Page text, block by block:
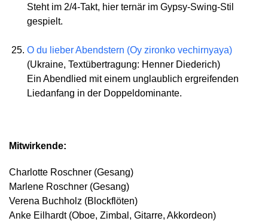
Steht im 2/4-Takt, hier ternär im Gypsy-Swing-Stil
gespielt.
O du lieber Abendstern (Oy zironko vechirnyaya)
(Ukraine, Textübertragung: Henner Diederich)
Ein Abendlied mit einem unglaublich ergreifenden
Liedanfang in der Doppeldominante.
Mitwirkende:
Charlotte Roschner (Gesang)
Marlene Roschner (Gesang)
Verena Buchholz (Blockflöten)
Anke Eilhardt (Oboe, Zimbal, Gitarre, Akkordeon)